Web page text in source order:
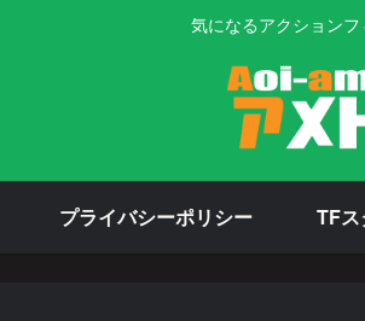
気になるアクション
プライバシーポリシー TFス